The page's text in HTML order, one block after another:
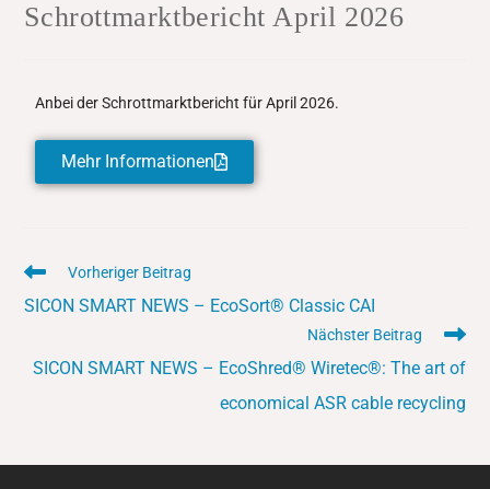
Schrottmarktbericht April 2026
Anbei der Schrottmarktbericht für April 2026.
Mehr Informationen
Vorheriger Beitrag
SICON SMART NEWS – EcoSort® Classic CAI
Nächster Beitrag
SICON SMART NEWS – EcoShred® Wiretec®: The art of
economical ASR cable recycling